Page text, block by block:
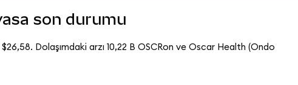
son durumu
Dolaşımdaki arzı 10,22 B OSCRon ve Oscar Health (Ondo